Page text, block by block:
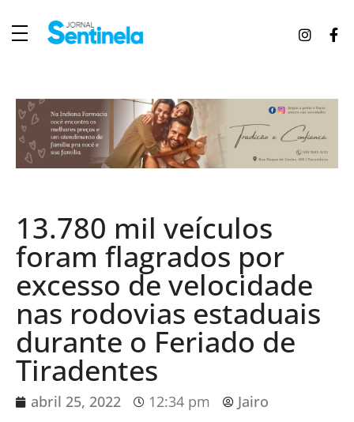
13.780 mil veículos
foram flagrados por
excesso de velocidade
nas rodovias estaduais
durante o Feriado de
Tiradentes
abril 25, 2022 12:34 pm Jairo